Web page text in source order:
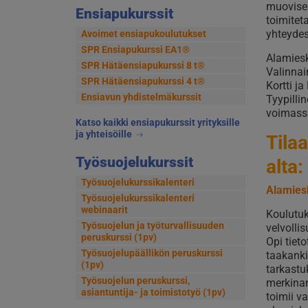
Ensiapukurssit
Avoimet ensiapukoulutukset
SPR Ensiapukurssi EA1®
SPR Hätäensiapukurssi 8 t®
SPR Hätäensiapukurssi 4 t®
Ensiavun yhdistelmäkurssit
Katso kaikki ensiapukurssit yrityksille
ja yhteisöille
Työsuojelukurssit
Työsuojelukurssikalenteri
Työsuojelukurssikalenteri
webinaarit
Työsuojelun ja työturvallisuuden
peruskurssi (1pv)
Työsuojelupäällikön peruskurssi
(1pv)
Työsuojelun peruskurssi,
asiantuntija- ja toimistotyö (1pv)
Kortti
alta:
Opi
toimii